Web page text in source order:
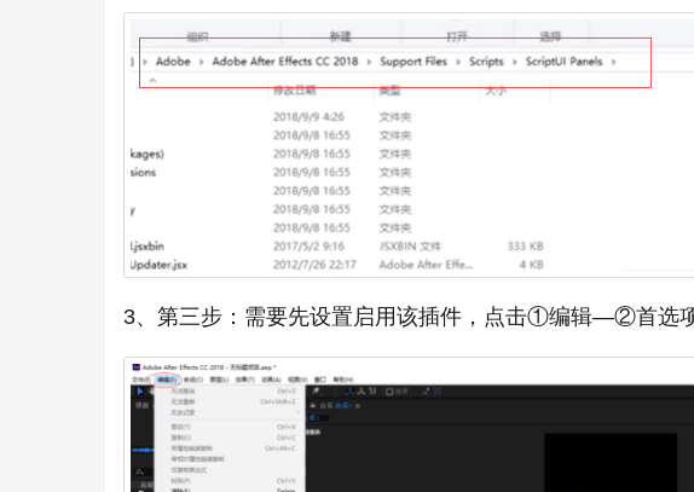
3、第三步：需要先设置启用该插件，点击①编辑—②首选